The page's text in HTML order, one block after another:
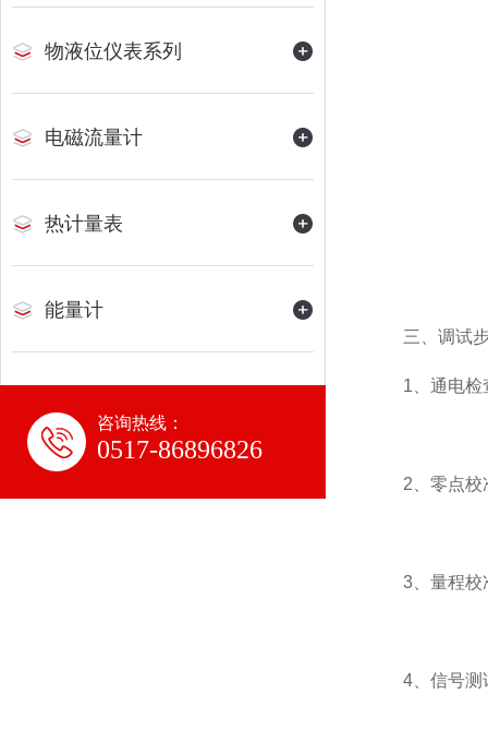
物液位仪表系列
电磁流量计
热计量表
能量计
咨询热线：
0517-86896826
三、调试
1、通电检查
2、零点校准
3、量程校准
4、信号测试